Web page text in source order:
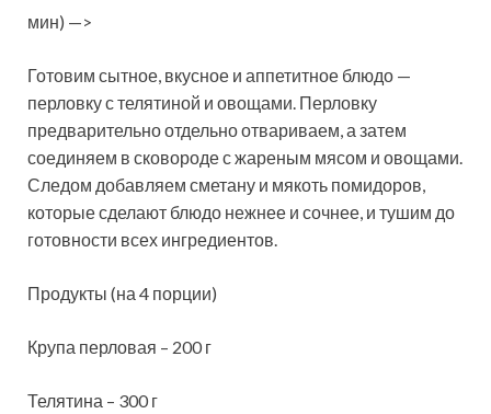
мин) —>
Готовим сытное, вкусное и аппетитное блюдо —
перловку с телятиной и овощами. Перловку
предварительно отдельно отвариваем, а затем
соединяем в сковороде с жареным мясом и овощами.
Следом добавляем сметану и мякоть помидоров,
которые сделают блюдо нежнее и сочнее, и тушим до
готовности всех ингредиентов.
Продукты (на 4 порции)
Крупа перловая – 200 г
Телятина – 300 г